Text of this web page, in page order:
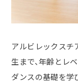
アルビレックスチ
生まで、年齢とレ
ダンスの基礎を学